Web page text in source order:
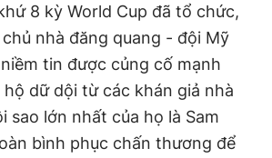
8 kỳ World Cup đã tổ chức,
nhà đăng quang - đội Mỹ
tin được củng cố mạnh
hộ dữ dội từ các khán giả nhà
sao lớn nhất của họ là Sam
bình phục chấn thương để